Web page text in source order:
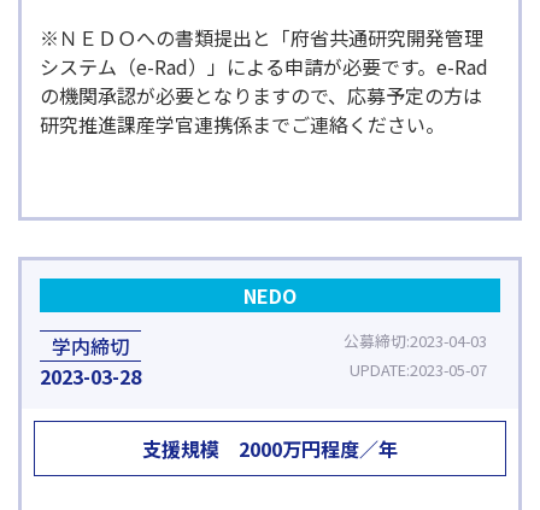
※ＮＥＤＯへの書類提出と「府省共通研究開発管理
システム（e-Rad）」による申請が必要です。e-Rad
の機関承認が必要となりますので、応募予定の方は
研究推進課産学官連携係までご連絡ください。
NEDO
学内締切
2023 03-28
公募締切 2023-04-03
UPDATE 2023-05-07
支援規模 2000万円程度／年